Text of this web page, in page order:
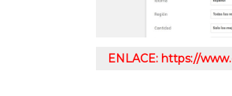
ENLACE: https://